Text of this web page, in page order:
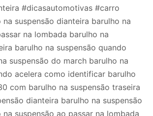
#dicasautomotivas #carro
suspensão dianteira barulho na
na lombada barulho na
barulho na suspensão quando
suspensão do march barulho na
acelera como identificar barulho
com barulho na suspensão traseira
dianteira barulho na suspensão
suspensão ao passar na lombada